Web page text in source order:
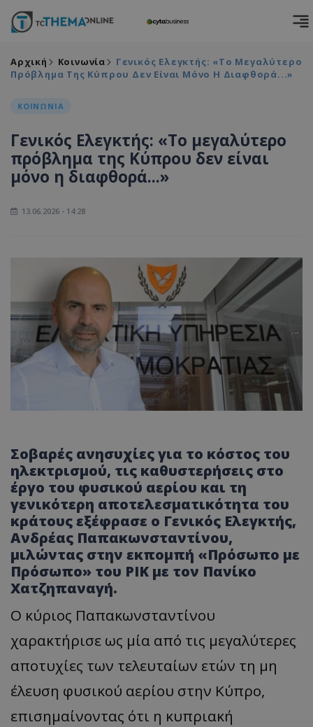
Αρχική Κοινωνία
Γενικός Ελεγκτής: «Το Μεγαλύτερο
Πρόβλημα Της Κύπρου Δεν Είναι Μόνο Η Διαφθορά...»
ΚΟΙΝΩΝΙΑ
Γενικός Ελεγκτής: «Το μεγαλύτερο
πρόβλημα της Κύπρου δεν είναι
μόνο η διαφθορά...»
13.06.2026 - 14:28
Σοβαρές ανησυχίες για το κόστος του
ηλεκτρισμού, τις καθυστερήσεις στο
έργο του φυσικού αερίου και τη
γενικότερη αποτελεσματικότητα του
κράτους εξέφρασε ο Γενικός Ελεγκτής,
Ανδρέας Παπακωνσταντίνου,
μιλώντας στην εκπομπή «Πρόσωπο με
Πρόσωπο» του ΡΙΚ με τον Πανίκο
Χατζηπαναγή.
Ο κύριος Παπακωνσταντίνου
χαρακτήρισε ως μία από τις μεγαλύτερες
αποτυχίες των τελευταίων ετών τη μη
έλευση φυσικού αερίου στην Κύπρο,
επισημαίνοντας ότι η κυπριακή